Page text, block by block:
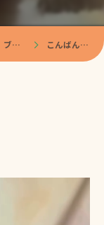
ブログ こんばんは♪